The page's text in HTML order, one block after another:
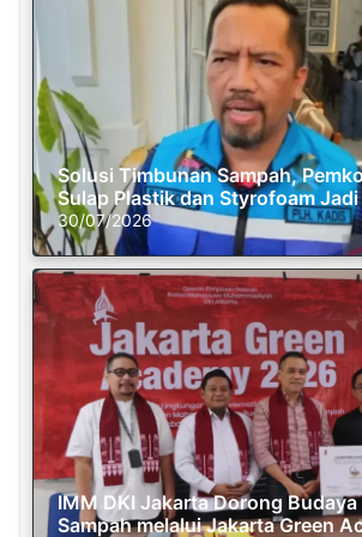
Solusi Timbunan Sampah,
Sulap Plastik dan Styrofoam Jadi
30/07/2026
IMM DKI Jakarta Dorong Budaya
Sampah melalui Jakarta Green